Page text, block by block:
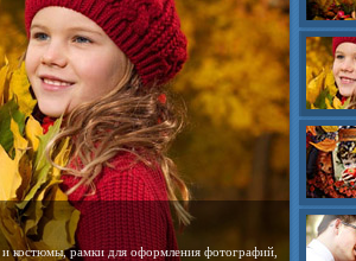
костюмы, рамки для оформления фотографий,